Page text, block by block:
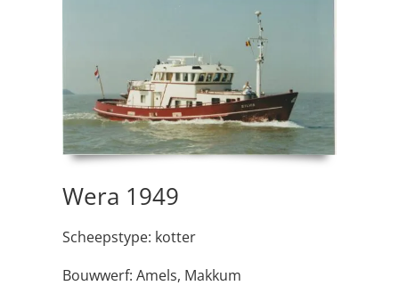
Wera 1949
Scheepstype: kotter
Bouwwerf: Amels, Makkum